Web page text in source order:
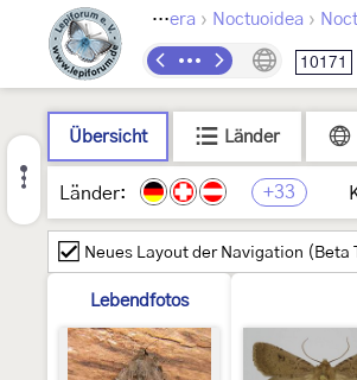
Lepidoptera › Noctuoidea ›
10171
Übersicht Länder
Länder: +33
Neues Layout der Navigation (Beta
Lebendfotos